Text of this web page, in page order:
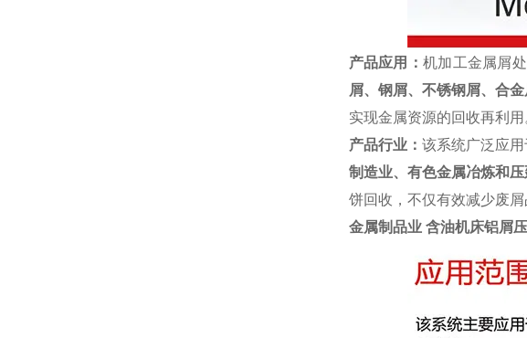
产品应用： 机加工金属屑
屑、 钢屑、不锈钢屑、合金
实现金属资源的回收再利用
产品行业： 该系统广泛应用
制造业、有色金属冶炼和
饼回收，不仅有效减少废
金属制品业 含油机床铝屑